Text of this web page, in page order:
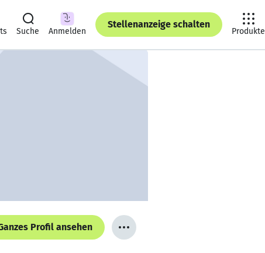
Suche Anmelden
Stellenanzeige schalten
Produkte
Profil ansehen